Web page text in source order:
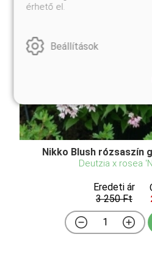
Nikko Blush rózsaszín
Deutzia x rosea
Eredeti ár
3 250 Ft
érhető el.
Beállítások